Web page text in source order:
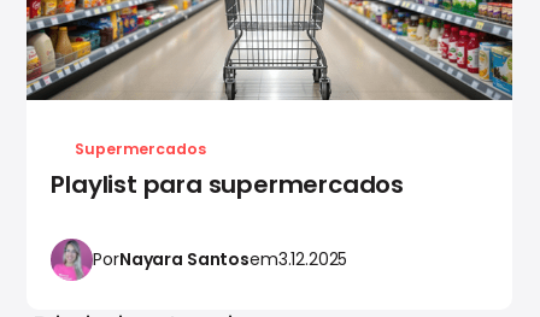
Supermercados
Playlist para supermercados
PorNayara Santosem3.12.2025